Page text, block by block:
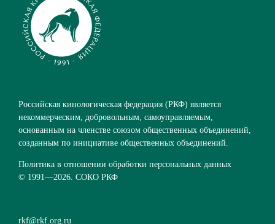
Российская кинологическая федерация (РКФ) является
некоммерческим, добровольным, самоуправляемым,
основанным на членстве союзом общественных объединений,
созданным по инициативе общественных объединений.
Политика в отношении обработки персональных данных
© 1991—2026. СОКО РКФ
rkf@rkf.org.ru